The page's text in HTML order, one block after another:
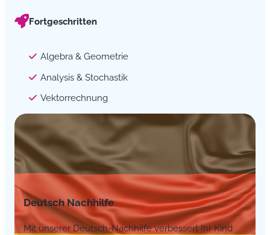
Fortgeschritten
Algebra & Geometrie
Analysis & Stochastik
Vektorrechnung
Deutsch Nachhilfe
Mit unserer Deutsch-Nachhilfe verbessert Ihr Kind